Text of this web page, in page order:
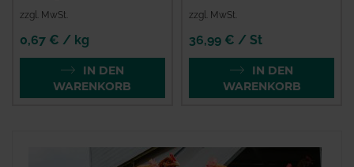
zzgl. MwSt.
0,67 € / kg
IN DEN
WARENKORB
zzgl. MwSt.
36,99 € / St
IN DEN
WARENKORB